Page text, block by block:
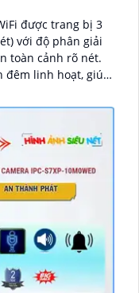
được trang bị 3
với độ phân giải
toàn cảnh rõ nét.
đêm linh hoạt, giúp